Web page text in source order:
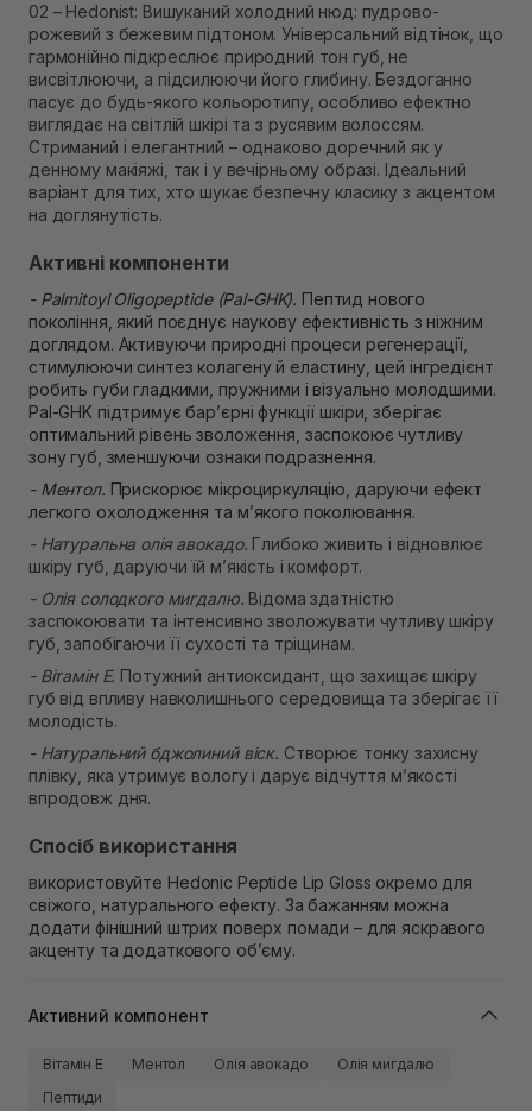
02 – Hedonist: Вишуканий холодний нюд: пудрово-
рожевий з бежевим підтоном. Універсальний відтінок, що
гармонійно підкреслює природний тон губ, не
висвітлюючи, а підсилюючи його глибину. Бездоганно
пасує до будь-якого кольоротипу, особливо ефектно
виглядає на світлій шкірі та з русявим волоссям.
Стриманий і елегантний – однаково доречний як у
денному макіяжі, так і у вечірньому образі. Ідеальний
варіант для тих, хто шукає безпечну класику з акцентом
на доглянутість.
Активні компоненти
- Palmitoyl Oligopeptide (Pal-GHK). Пептид нового
покоління , який поєднує наукову ефективність з ніжним
доглядом. Активуючи природні процеси регенерації,
стимулюючи синтез колагену й еластину, цей інгредієнт
робить губи гладкими, пружними і візуально молодшими.
Pal-GHK підтримує бар’єрні функції шкіри, зберігає
оптимальний рівень зволоження, заспокоює чутливу
зону губ, зменшуючи ознаки подразнення.
- Ментол. Прискорює мікроциркуляцію, даруючи ефект
легкого охолодження та м’якого поколювання.
- Натуральна олія авокадо. Глибоко живить і відновлює
шкіру губ, даруючи їй м’якість і комфорт.
- Олія солодкого мигдалю. Відома здатністю
заспокоювати та інтенсивно зволожувати чутливу шкіру
губ, запобігаючи її сухості та тріщинам.
- Вітамін Е. Потужний антиоксидант, що захищає шкіру
губ від впливу навколишнього середовища та зберігає її
молодість.
- Натуральний бджолиний віск. Створює тонку захисну
плівку, яка утримує вологу і дарує відчуття м’якості
впродовж дня.
Спосіб використання
використовуйте Hedonic Peptide Lip Gloss окремо для
свіжого, натурального ефекту. За бажанням можна
додати фінішний штрих поверх помади – для яскравого
акценту та додаткового об’єму.
Активний компонент
Вітамін Е Ментол Олія авокадо
Олія мигдалю
Пептиди